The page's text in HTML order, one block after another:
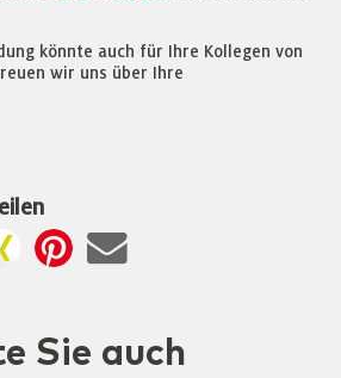
könnte auch für Ihre Kollegen von
wir uns über Ihre
Sie auch